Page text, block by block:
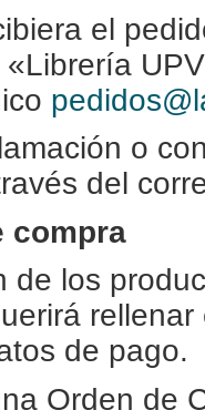
el
o
del
compra
de los
de pago.
Orden de